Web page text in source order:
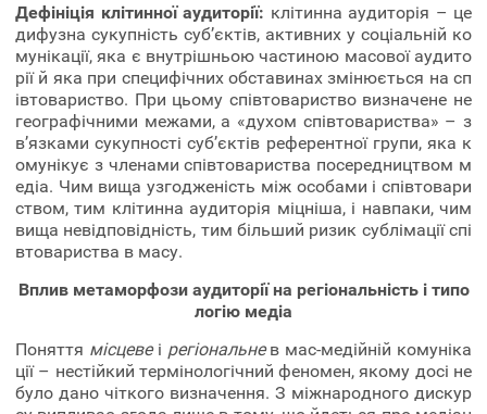
Дефініція клітинної аудиторії: клітинна аудиторія – це
дифузна сукупність суб’єктів, активних у соціальній ко
мунікації, яка є внутрішньою частиною масової аудито
рії й яка при специфічних обставинах змінюється на сп
івтовариство. При цьому співтовариство визначене не
географічними межами, а «духом співтовариства» – з
в’язками сукупності суб’єктів референтної групи, яка к
омунікує з членами співтовариства посередництвом м
едіа. Чим вища узгодженість між особами і співтовари
ством, тим клітинна аудиторія міцніша, і навпаки, чим
вища невідповідність, тим більший ризик сублімації спі
втовариства в масу.
Вплив метаморфози аудиторії на регіональність і типо
логію медіа
Поняття місцеве і регіональнев мас-медійній комуніка
ції – нестійкий термінологічний феномен, якому досі не
було дано чіткого визначення. З міжнародного дискур